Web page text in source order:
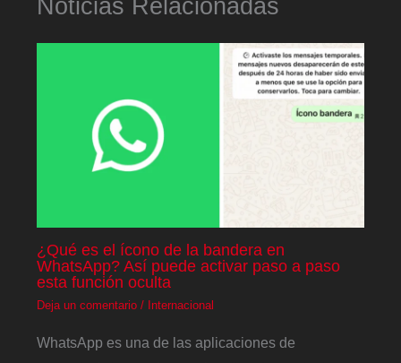
Noticias Relacionadas
¿Qué es el ícono de la bandera en
WhatsApp? Así puede activar paso a paso
esta función oculta
Deja un comentario / Internacional
WhatsApp es una de las aplicaciones de